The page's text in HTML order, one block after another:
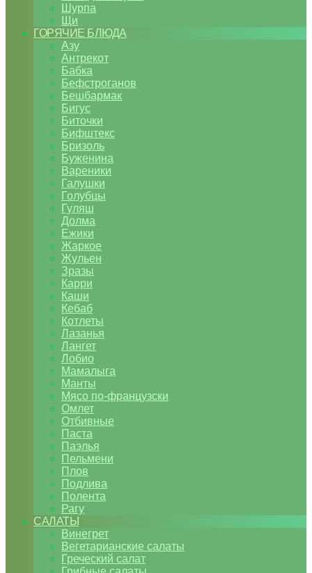
Шурпа
Щи
ГОРЯЧИЕ БЛЮДА
Азу
Антрекот
Бабка
Бефстроганов
Бешбармак
Бигус
Биточки
Бифштекс
Бризоль
Буженина
Вареники
Галушки
Голубцы
Гуляш
Долма
Ежики
Жаркое
Жульен
Зразы
Карри
Каши
Кебаб
Котлеты
Лазанья
Лангет
Лобио
Мамалыга
Манты
Мясо по-французски
Омлет
Отбивные
Паста
Паэлья
Пельмени
Плов
Подлива
Полента
Рагу
САЛАТЫ
Винегрет
Вегетарианские салаты
Греческий салат